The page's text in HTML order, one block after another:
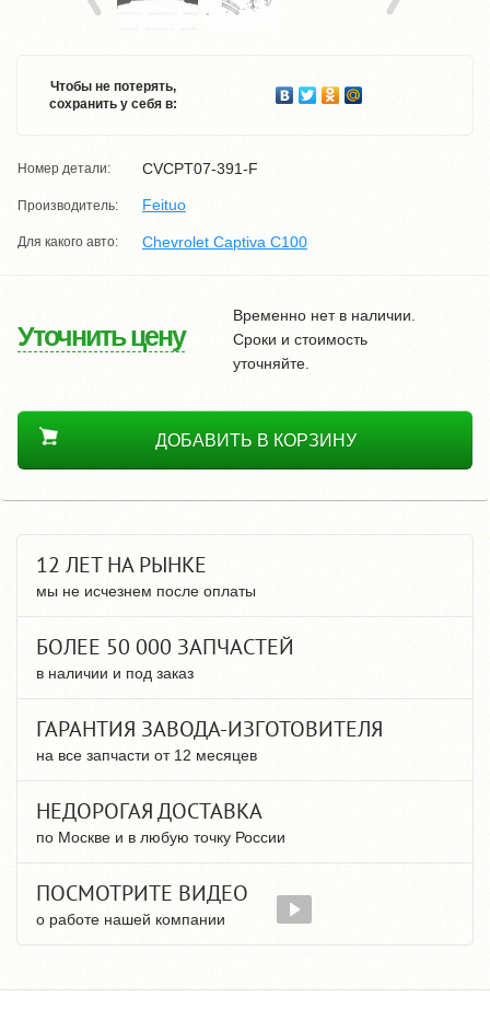
Чтобы не потерять,
сохранить у себя в:
Номер детали: CVCPT07-391-F
Производитель: Feituo
Для какого авто: Chevrolet Captiva C100
Уточнить цену
Временно нет в наличии.
Сроки и стоимость
уточняйте.
ДОБАВИТЬ В КОРЗИНУ
12 ЛЕТ НА РЫНКЕ
мы не исчезнем после оплаты
БОЛЕЕ 50 000 ЗАПЧАСТЕЙ
в наличии и под заказ
ГАРАНТИЯ ЗАВОДА-ИЗГОТОВИТЕЛЯ
на все запчасти от 12 месяцев
НЕДОРОГАЯ ДОСТАВКА
по Москве и в любую точку России
ПОСМОТРИТЕ ВИДЕО
о работе нашей компании